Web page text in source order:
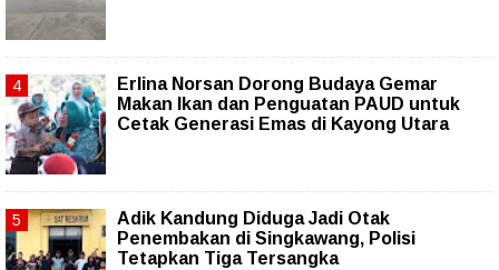
Erlina Norsan Dorong Budaya Gemar
Makan Ikan dan Penguatan PAUD untuk
Cetak Generasi Emas di Kayong Utara
Adik Kandung Diduga Jadi Otak
Penembakan di Singkawang, Polisi
Tetapkan Tiga Tersangka